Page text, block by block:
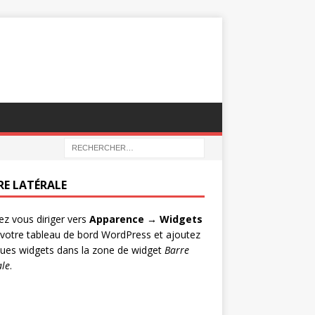
LATÉRALE
vous diriger vers Apparence → Widgets
tableau de bord WordPress et ajoutez
widgets dans la zone de widget Barre
.